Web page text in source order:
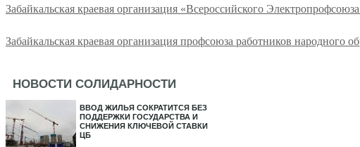
Забайкальская краевая организация «Всероссийского
Забайкальская краевая организация профсоюза работников народного
НОВОСТИ СОЛИДАРНОСТИ
ВВОД ЖИЛЬЯ СОКРАТИТСЯ БЕЗ
ПОДДЕРЖКИ ГОСУДАРСТВА И
СНИЖЕНИЯ КЛЮЧЕВОЙ СТАВКИ
ЦБ